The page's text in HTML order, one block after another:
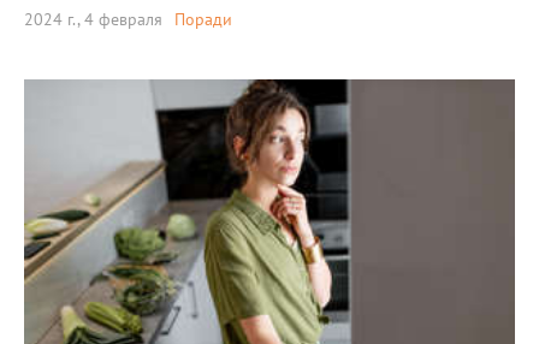
2024 г., 4 февраля Поради